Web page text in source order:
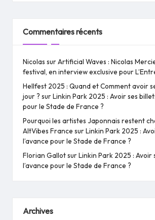
Commentaires récents
Nicolas surArtificial Waves : Nicolas
festival, en interview exclusive pour
Hellfest 2025 : Quand et Comment avoir
jour ? surLinkin Park 2025 : Avoir ses
pour le Stade de France ?
Pourquoi les artistes Japonnais restent
AltVibes France surLinkin Park 2025 :
l’avance pour le Stade de France ?
Florian GallotsurLinkin Park 2025 : Avoir
l’avance pour le Stade de France ?
Archives